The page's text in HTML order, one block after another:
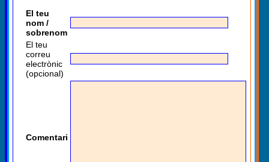
El teu
nom /
sobrenom
El teu
correu
electrònic
(opcional)
Comentari